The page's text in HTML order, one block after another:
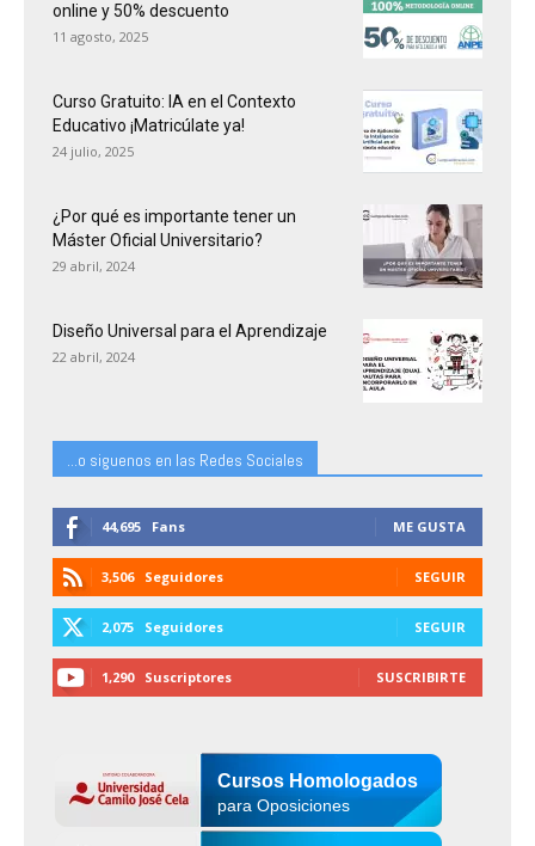
online y 50% descuento
11 agosto, 2025
Curso Gratuito: IA en el Contexto
Educativo ¡Matricúlate ya!
24 julio, 2025
¿Por qué es importante tener un
Máster Oficial Universitario?
29 abril, 2024
Diseño Universal para el Aprendizaje
22 abril, 2024
...o siguenos en las Redes Sociales
44,695 Fans ME GUSTA
3,506 Seguidores SEGUIR
2,075 Seguidores SEGUIR
1,290 Suscriptores SUSCRIBIRTE
Cursos Homologados
para Oposiciones